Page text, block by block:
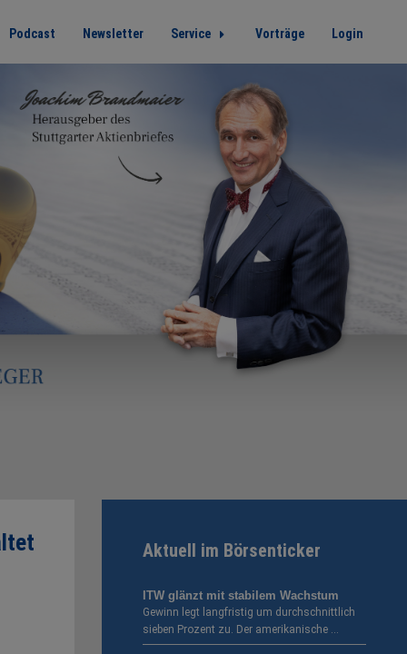
Podcast Newsletter Service Vorträge Login
Aktuell im Börsenticker
ITW glänzt mit stabilem Wachstum
Gewinn legt langfristig um durchschnittlich
sieben Prozent zu. Der amerikanische …